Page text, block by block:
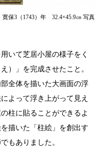
保3（1743）年 32.4×45.9㎝ 写真
いて芝居小屋の様子をく
）」を完成させたこと。
全体を描いた大画面の浮
よって浮き上がって見え
柱に貼ることができるよ
描いた「柱絵」を創出す
もありました。